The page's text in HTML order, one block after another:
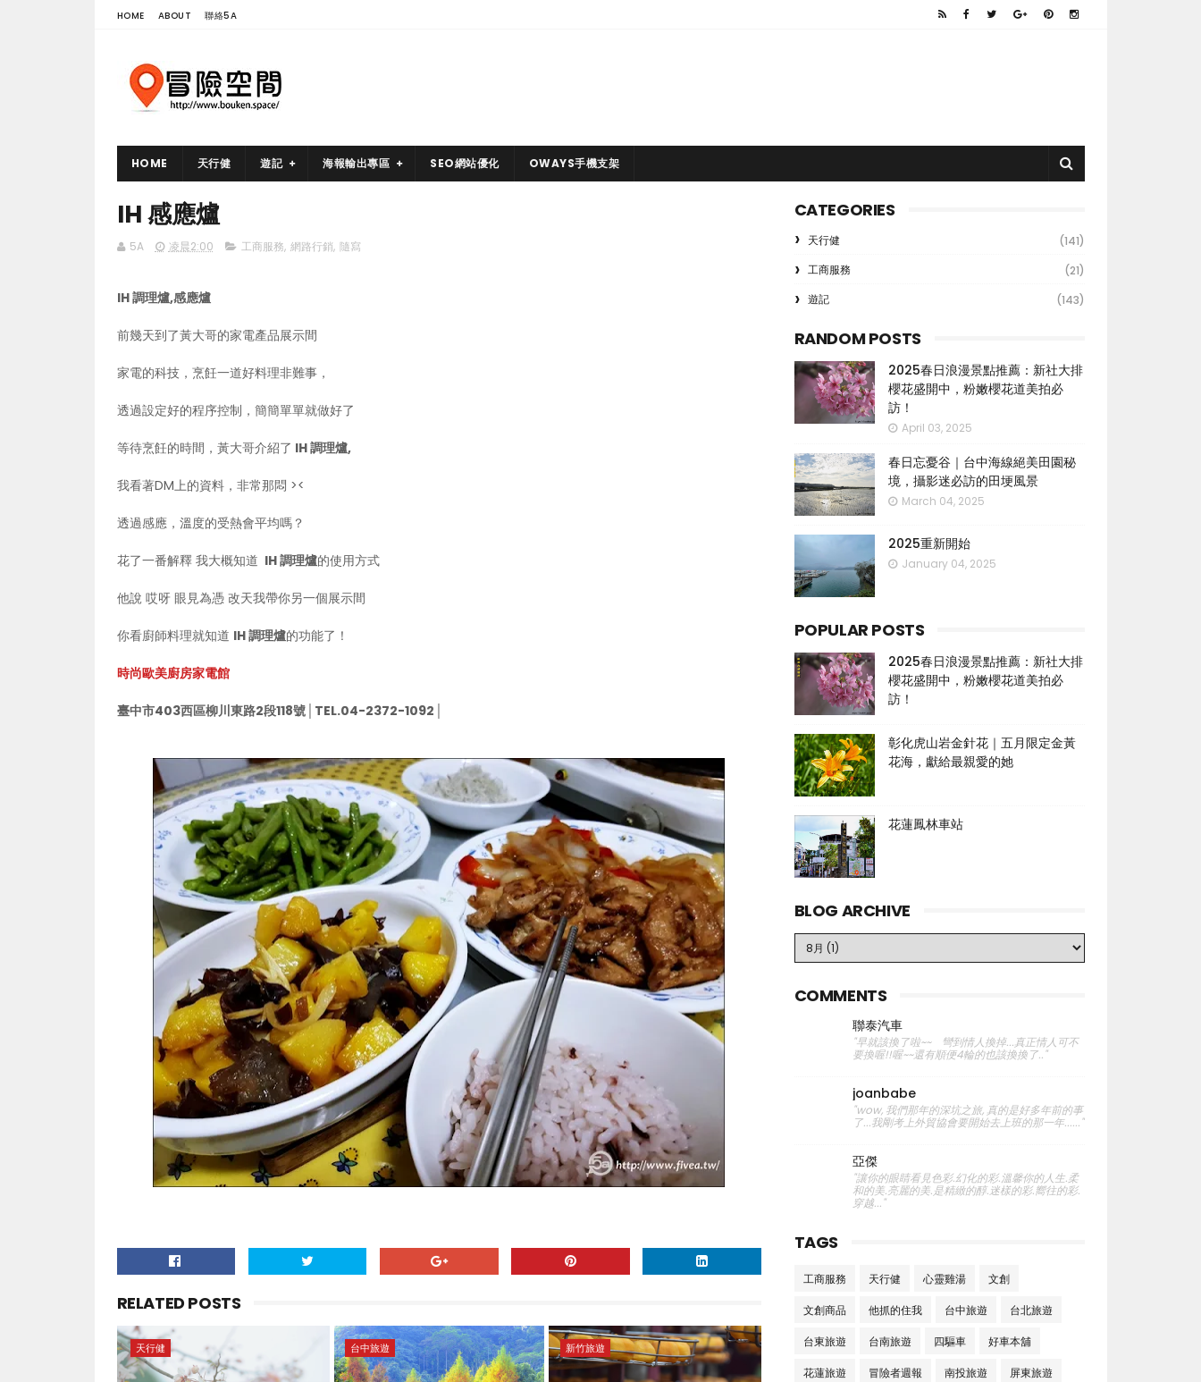
HOME ABOUT 聯絡5A
HOME 天行健 遊記 海報輸出專區 SEO網站優化 OWAYS手機支架
IH 感應爐
5A 凌晨2:00 工商服務, 網路行銷, 隨寫
IH 調理爐,感應爐
前幾天到了黃大哥的家電產品展示間
家電的科技，烹飪一道好料理非難事，
透過設定好的程序控制，簡簡單單就做好了
等待烹飪的時間，黃大哥介紹了 IH 調理爐,
我看著DM上的資料，非常那悶 ><
透過感應，溫度的受熱會平均嗎？
花了一番解釋 我大概知道 IH 調理爐的使用方式
他說 哎呀 眼見為憑 改天我帶你另一個展示間
你看廚師料理就知道 IH 調理爐的功能了！
時尚歐美廚房家電館
臺中市403西區柳川東路2段118號│TEL.04-2372-1092│
RELATED POSTS
天行健 台中旅遊 新竹旅遊
CATEGORIES
天行健
(141)
工商服務
(21)
遊記
(143)
RANDOM POSTS
2025春日浪漫景點推薦：新社大排
櫻花盛開中，粉嫩櫻花道美拍必
訪！
April 03, 2025
春日忘憂谷｜台中海線絕美田園秘
境，攝影迷必訪的田埂風景
March 04, 2025
2025重新開始
January 04, 2025
POPULAR POSTS
2025春日浪漫景點推薦：新社大排
櫻花盛開中，粉嫩櫻花道美拍必
訪！
彰化虎山岩金針花｜五月限定金黃
花海，獻給最親愛的她
花蓮鳳林車站
BLOG ARCHIVE
COMMENTS
聯泰汽車
"早就該換了啦~~ 彎到情人換掉...真正情人可不
要換喔!!喔~~還有順便4輪的也該換換了.."
joanbabe
"wow, 我們那年的深坑之旅, 真的是好多年前的事
了...我剛考上外貿協會要開始去上班的那一年......"
亞傑
"讓你的眼睛看見色彩.幻化的彩.溫馨你的人生.柔
和的美.亮麗的美.是精緻的醇.迷樣的彩.嚮往的彩.
穿越..."
TAGS
工商服務 天行健 心靈雞湯 文創
文創商品 他抓的住我 台中旅遊 台北旅遊
台東旅遊 台南旅遊 四驅車 好車本舖
花蓮旅遊 冒險者週報 南投旅遊 屏東旅遊